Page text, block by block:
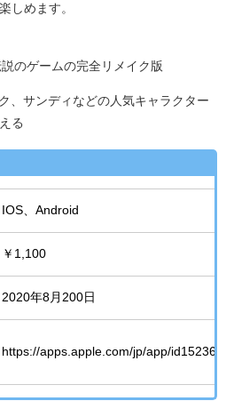
しめます。
のゲームの完全リメイク版
、サンディなどの人気キャラクター
る
IOS、Android
￥1,100
2020年8月200日
https://apps.apple.com/jp/app/